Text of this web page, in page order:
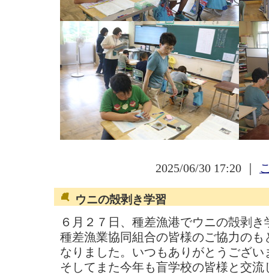
2025/06/30 17:20 ｜
ウニの殻剥き学習
６月２７日、種差漁港でウニの殻剥
種差漁業協同組合の皆様のご協力の
なりました。いつもありがとうござい
そしてまた今年も盲学校の皆様と交